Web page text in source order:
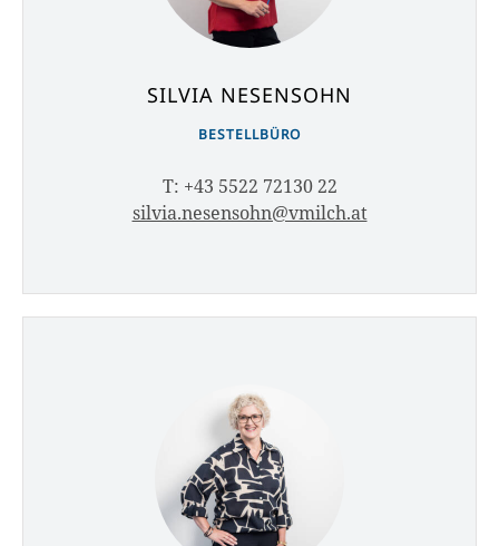
SILVIA NESENSOHN
BESTELLBÜRO
T: +43 5522 72130 22
silvia.nesensohn@vmilch.at